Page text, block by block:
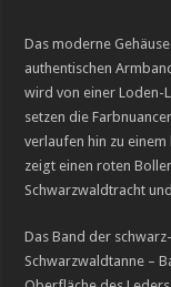
Das moderne
authentischen
wird von einer Loden-
setzen die
verlaufen hin zu
zeigt einen roten
Schwarzwaldtracht
Das Band der
Schwarzwaldtanne –